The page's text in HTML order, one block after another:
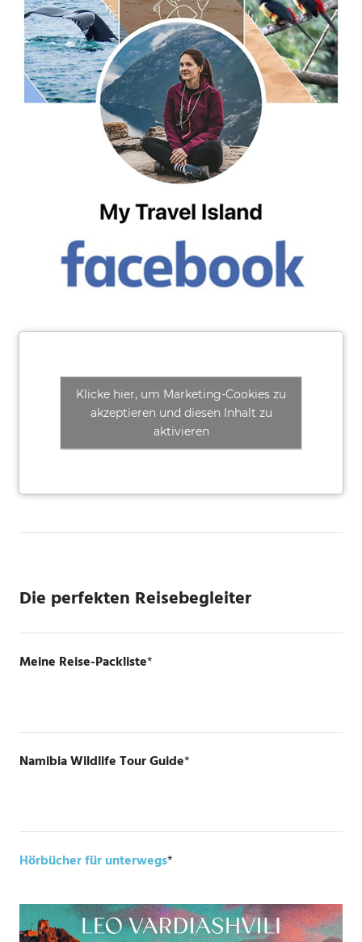
Klicke hier, um Marketing-Cookies zu
akzeptieren und diesen Inhalt zu
aktivieren
Die perfekten Reisebegleiter
Meine Reise-Packliste*
Namibia Wildlife Tour Guide*
Hörbücher für unterwegs*